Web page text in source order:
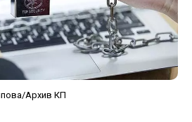
Архив КП